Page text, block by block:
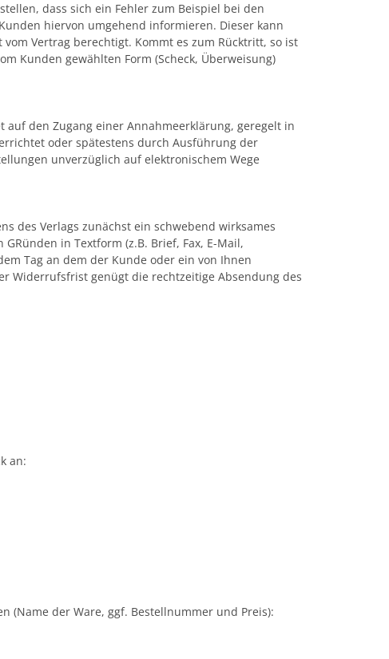
dass sich ein Fehler zum Beispiel bei den
hiervon umgehend informieren. Dieser kann
Vertrag berechtigt. Kommt es zum Rücktritt, so ist
Kunden gewählten Form (Scheck, Überweisung)
den Zugang einer Annahmeerklärung, geregelt in
oder spätestens durch Ausführung der
unverzüglich auf elektronischem Wege
des Verlags zunächst ein schwebend wirksames
in Textform (z.B. Brief, Fax, E-Mail,
Tag an dem der Kunde oder ein von Ihnen
Widerrufsfrist genügt die rechtzeitige Absendung des
an:
(Name der Ware, ggf. Bestellnummer und Preis):